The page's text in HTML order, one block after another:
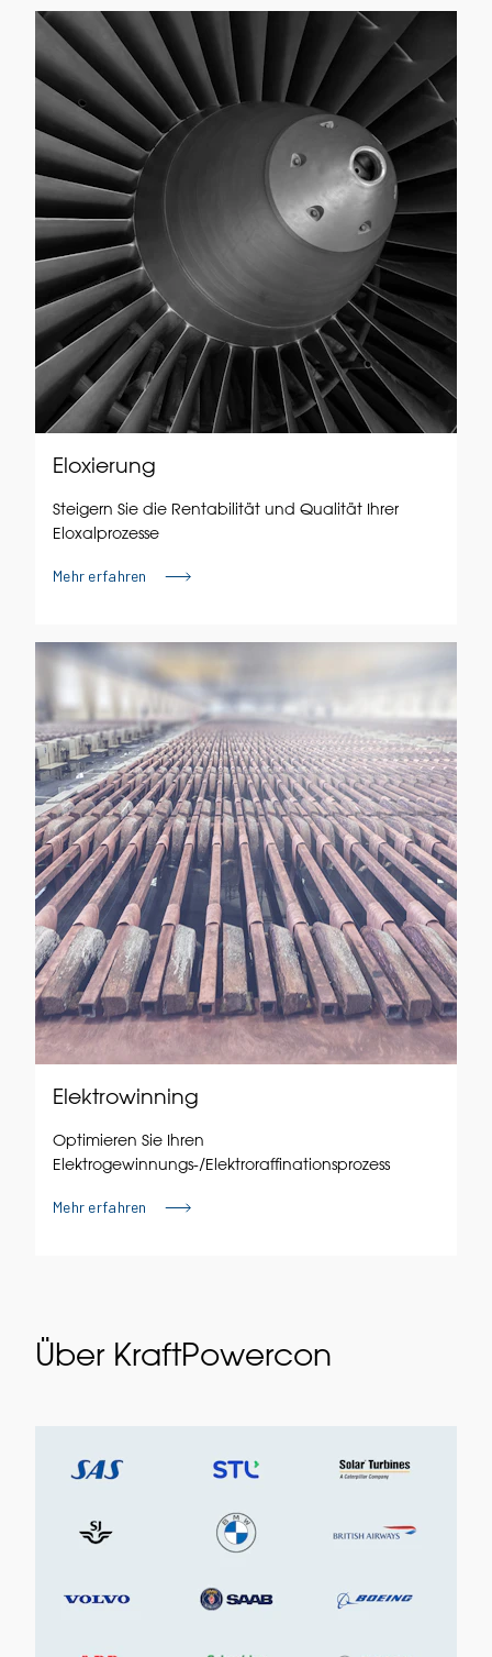
Eloxierung
Steigern Sie die Rentabilität und Qualität Ihrer
Eloxalprozesse
Mehr erfahren
Elektrowinning
Optimieren Sie Ihren
Elektrogewinnungs-/Elektroraffinationsprozess
Mehr erfahren
Über KraftPowercon